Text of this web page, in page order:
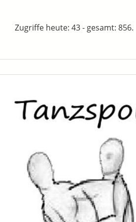
Zugriffe heute: 43 - gesamt: 856.